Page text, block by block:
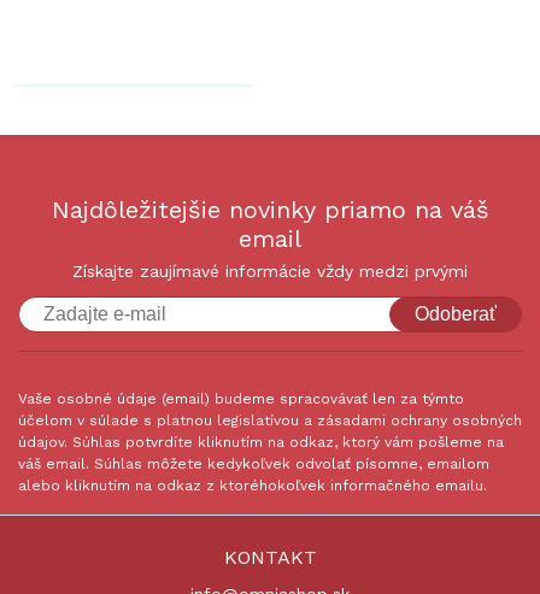
Najdôležitejšie novinky priamo na váš
email
Získajte zaujímavé informácie vždy medzi prvými
Odoberať
Vaše osobné údaje (email) budeme spracovávať len za týmto
účelom v súlade s platnou legislatívou a zásadami ochrany osobných
údajov. Súhlas potvrdíte kliknutím na odkaz, ktorý vám pošleme na
váš email. Súhlas môžete kedykoľvek odvolať písomne, emailom
alebo kliknutím na odkaz z ktoréhokoľvek informačného emailu.
KONTAKT